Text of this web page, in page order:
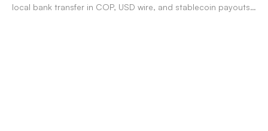
local bank transfer in COP, USD wire, and stablecoin payouts.